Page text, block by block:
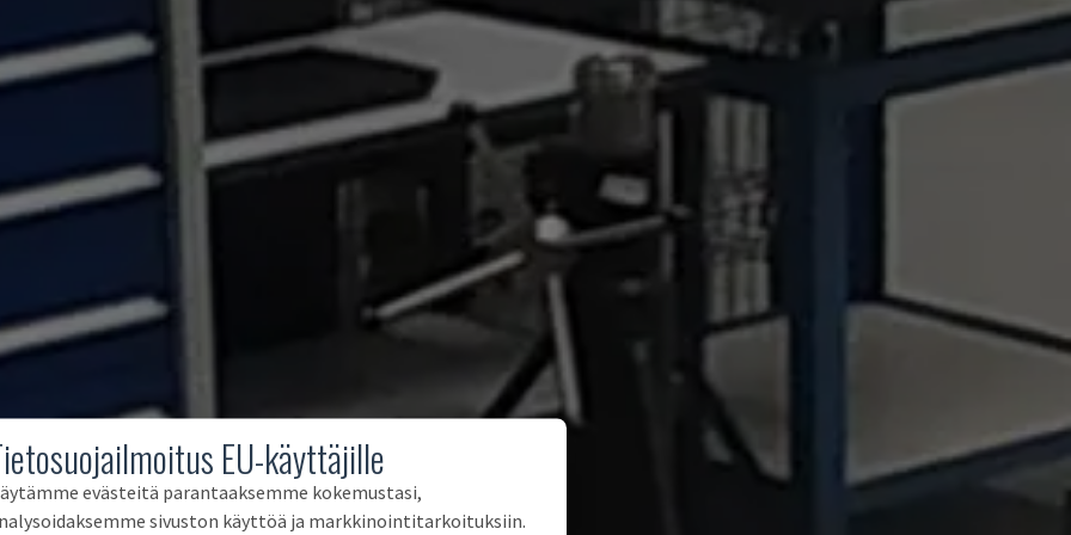
EU-käyttäjille
evästeitä parantaaksemme kokemustasi,
sivuston käyttöä ja markkinointitarkoituksiin.